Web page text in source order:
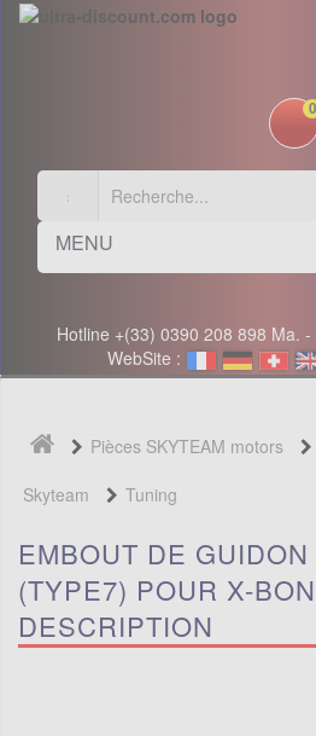
0
MENU
Hotline +(33) 0390 208 898 Ma.
WebSite :
Pièces SKYTEAM motors
Skyteam
Tuning
EMBOUT DE
(TYPE7) POUR X-
DESCRIPTION